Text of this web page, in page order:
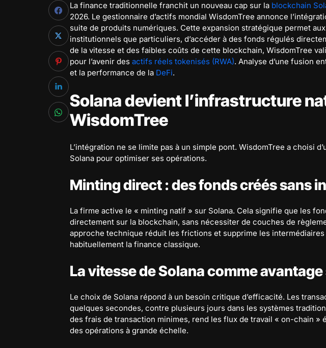
La finance traditionnelle franchit un nouveau cap sur la blockchain
2026. Le gestionnaire d’actifs mondial WisdomTree annonce
suite de produits numériques. Cette expansion stratégique permet
institutionnels que particuliers, d’accéder à des fonds régulés
de la vitesse et des faibles coûts de cette blockchain, WisdomTree
pour l’avenir des actifs réels tokenisés (RWA). Analyse d’une fusion
et la performance de la DeFi.
Solana devient l’infrastructure
WisdomTree
L’intégration ne se limite pas à un simple pont. WisdomTree a choisi
Solana pour optimiser ses opérations.
Minting direct : des fonds créés sans
La firme active le « minting natif » sur Solana. Cela signifie que les
directement sur la blockchain, sans nécessiter de couches de
approche technique réduit les frictions et supprime les
habituellement la finance classique.
La vitesse de Solana comme
Le choix de Solana répond à un besoin critique d’efficacité. Les
quelques secondes, contre plusieurs jours dans les systèmes
des frais de transaction minimes, rend les flux de travail « on-chain »
des opérations à grande échelle.